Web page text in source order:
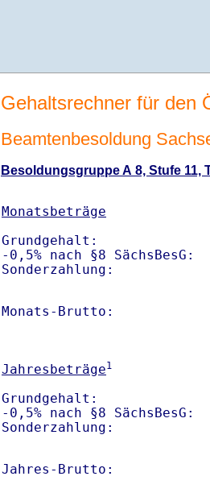
Gehaltsrechner für den
Beamtenbesoldung
Besoldungsgruppe A 8, Stufe 11,
Monatsbeträge
Grundgehalt:
-0,5% nach §8
Sonderzahlung:
Monats-
Jahresbeträge1
Grundgehalt:
-0,5% nach §8
Sonderzahlung:
Jahres-